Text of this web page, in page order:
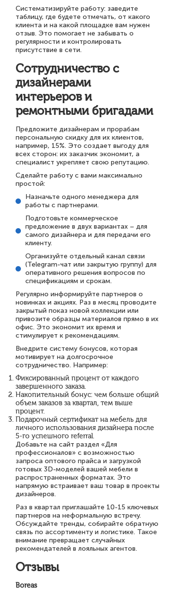
Систематизируйте работу: заведите
таблицу, где будете отмечать, от какого
клиента и на какой площадке вам нужен
отзыв. Это помогает не забывать о
регулярности и контролировать
присутствие в сети.
Сотрудничество с
дизайнерами
интерьеров и
ремонтными бригадами
Предложите дизайнерам и прорабам
персональную скидку для их клиентов,
например, 15%. Это создает выгоду для
всех сторон: их заказчик экономит, а
специалист укрепляет свою репутацию.
Сделайте работу с вами максимально
простой:
Назначьте одного менеджера для
работы с партнерами.
Подготовьте коммерческое
предложение в двух вариантах – для
самого дизайнера и для передачи его
клиенту.
Организуйте отдельный канал связи
(Telegram-чат или закрытую группу) для
оперативного решения вопросов по
спецификациям и срокам.
Регулярно информируйте партнеров о
новинках и акциях. Раз в месяц проводите
закрытый показ новой коллекции или
привозите образцы материалов прямо в их
офис. Это экономит их время и
стимулирует к рекомендациям.
Внедрите систему бонусов, которая
мотивирует на долгосрочное
сотрудничество. Например:
Фиксированный процент от каждого
завершенного заказа.
Накопительный бонус: чем больше общий
объем заказов за квартал, тем выше
процент.
Подарочный сертификат на мебель для
личного использования дизайнера после
5-го успешного referral.
Добавьте на сайт раздел «Для
профессионалов» с возможностью
запроса оптового прайса и загрузкой
готовых 3D-моделей вашей мебели в
распространенных форматах. Это
напрямую встраивает ваш товар в проекты
дизайнеров.
Раз в квартал приглашайте 10-15 ключевых
партнеров на неформальную встречу.
Обсуждайте тренды, собирайте обратную
связь по ассортименту и логистике. Такое
внимание превращает случайных
рекомендателей в лояльных агентов.
Отзывы
Boreas